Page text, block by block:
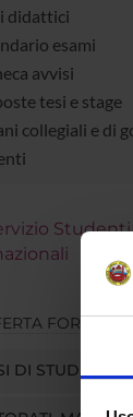
didattici
esami
avvisi
tesi e stage
collegiali e di
Studenti
DI STUDIO